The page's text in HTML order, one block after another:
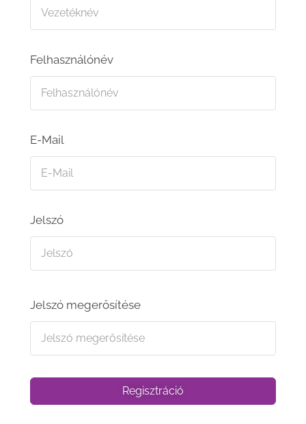
Felhasználónév
E-Mail
Jelszó
Jelszó megerősítése
Regisztráció